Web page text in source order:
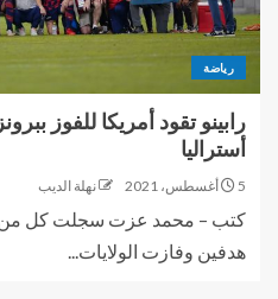
رياضة
رابينو تقود أمريكا للفوز
أستراليا
5 أغسطس، 2021 نهلة الديب
كتب – محمد عزت سجلت كل من
هدفين وفازت الولايات...